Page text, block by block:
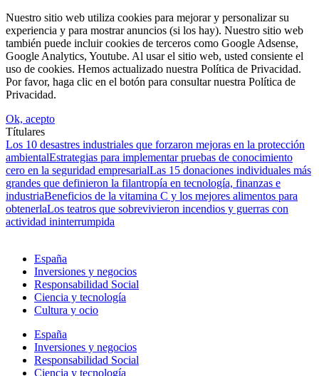
Nuestro sitio web utiliza cookies para mejorar y personalizar su
experiencia y para mostrar anuncios (si los hay). Nuestro sitio web
también puede incluir cookies de terceros como Google Adsense,
Google Analytics, Youtube. Al usar el sitio web, usted consiente el
uso de cookies. Hemos actualizado nuestra Política de Privacidad.
Por favor, haga clic en el botón para consultar nuestra Política de
Privacidad.
Ok, acepto
Títulares
Los 10 desastres industriales que forzaron mejoras en la protección
ambientalEstrategias para implementar pruebas de conocimiento
cero en la seguridad empresarialLas 15 donaciones individuales más
grandes que definieron la filantropía en tecnología, finanzas e
industriaBeneficios de la vitamina C y los mejores alimentos para
obtenerlaLos teatros que sobrevivieron incendios y guerras con
actividad ininterrumpida
España
Inversiones y negocios
Responsabilidad Social
Ciencia y tecnología
Cultura y ocio
España
Inversiones y negocios
Responsabilidad Social
Ciencia y tecnología